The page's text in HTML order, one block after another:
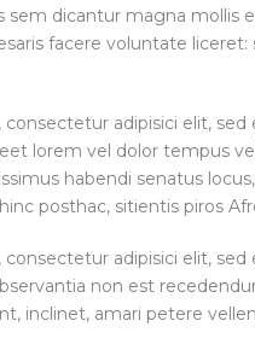
sem dicantur magna mollis
facere voluntate
adipisici elit,
lorem vel dolor tempus
habendi senatus
posthac, sitientis piros
adipisici elit,
non est
inclinet, amari petere